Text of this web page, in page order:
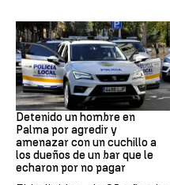
Detención
Detenido un hombre en
Palma por agredir y
amenazar con un cuchillo a
los dueños de un bar que le
echaron por no pagar